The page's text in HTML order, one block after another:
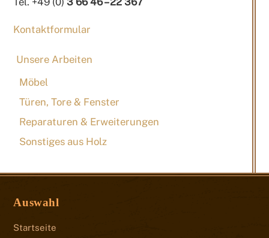
Kontaktformular
Unsere Arbeiten
Möbel
Türen, Tore & Fenster
Reparaturen & Erweiterungen
Sonstiges aus Holz
Auswahl
Startseite